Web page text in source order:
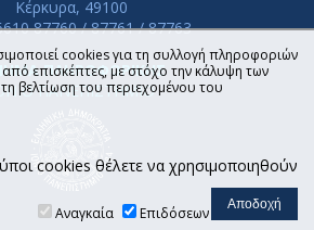
Κέρκυρα, 49100
87760 / 87761 / 87763
ΠΛΗΡΟΦΟΡΙΚΗΣ
ΠΑΝΕΠΙΣΤΗΜΙΟ
cookies για τη συλλογή πληροφοριών
επισκέπτες, με στόχο την κάλυψη των
βελτίωση του περιεχομένου του
cookies θέλετε να χρησιμοποιηθούν
Αναγκαία Επιδόσεων